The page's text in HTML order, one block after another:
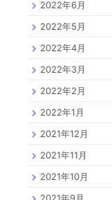
2022年6月
2022年5月
2022年4月
2022年3月
2022年2月
2022年1月
2021年12月
2021年11月
2021年10月
2021年9月